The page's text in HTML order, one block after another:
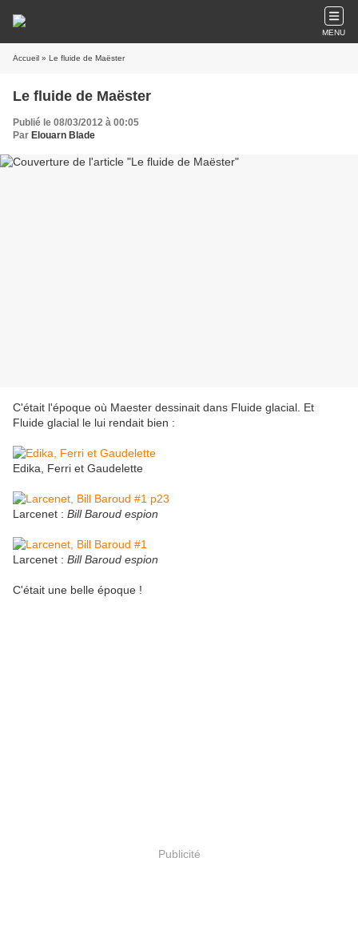
MENU
Accueil » Le fluide de Maëster
Le fluide de Maëster
Publié le 08/03/2012 à 00:05
Par Elouarn Blade
C'était l'époque où Maester dessinait dans Fluide glacial. Et
Fluide glacial le lui rendait bien :
Edika, Ferri et Gaudelette
Larcenet : Bill Baroud espion
Larcenet : Bill Baroud espion
C'était une belle époque !
Publicité